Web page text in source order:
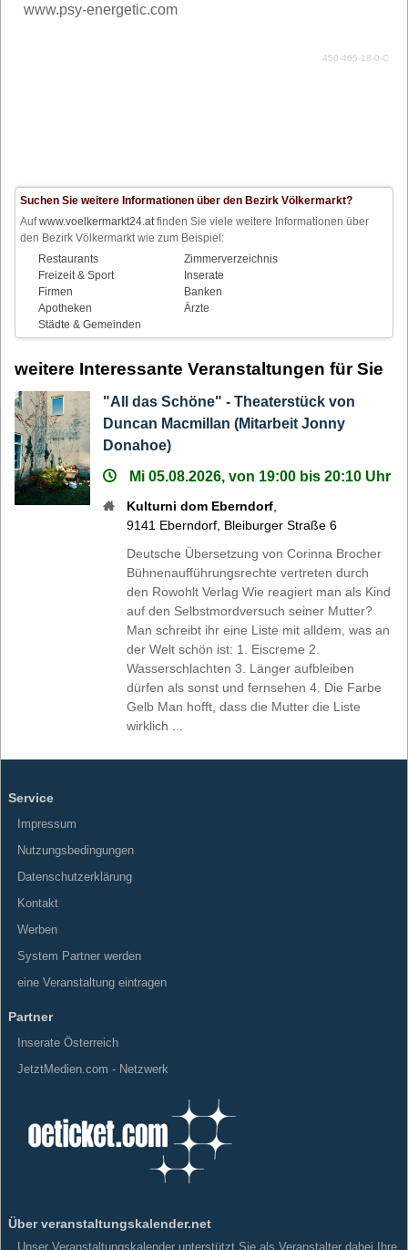
www.psy-energetic.com
450-465-18-0-C
Suchen Sie weitere Informationen über den Bezirk Völkermarkt?
Aufwww.voelkermarkt24.atfinden Sie viele weitere Informationen über
den Bezirk Völkermarkt wie zum Beispiel:
Restaurants
Zimmerverzeichnis
Freizeit & Sport
Inserate
Firmen
Banken
Apotheken
Ärzte
Städte & Gemeinden
weitere Interessante Veranstaltungen für Sie
"All das Schöne" - Theaterstück von
Duncan Macmillan (Mitarbeit Jonny
Donahoe)
Mi 05.08.2026, von 19:00 bis 20:10 Uhr
Kulturni dom Eberndorf
9141 Eberndorf Bleiburger Straße 6
Deutsche Übersetzung von Corinna Brocher
Bühnenaufführungsrechte vertreten durch
den Rowohlt Verlag Wie reagiert man als Kind
auf den Selbstmordversuch seiner Mutter?
Man schreibt ihr eine Liste mit alldem, was an
der Welt schön ist: 1. Eiscreme 2.
Wasserschlachten 3. Länger aufbleiben
dürfen als sonst und fernsehen 4. Die Farbe
Gelb Man hofft, dass die Mutter die Liste
wirklich ...
Service
Impressum
Nutzungsbedingungen
Datenschutzerklärung
Kontakt
Werben
System Partner werden
eine Veranstaltung eintragen
Partner
Inserate Österreich
JetztMedien.com - Netzwerk
Über veranstaltungskalender.net
Unser Veranstaltungskalender unterstützt Sie als Veranstalter dabei Ihre